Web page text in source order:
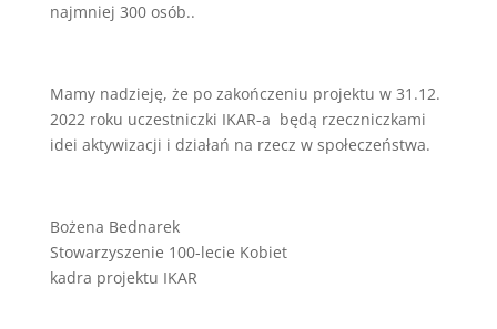
najmniej 300 osób..
Mamy nadzieję, że po zakończeniu projektu w 31.12.
2022 roku uczestniczki IKAR-a będą rzeczniczkami
idei aktywizacji i działań na rzecz w społeczeństwa.
Bożena Bednarek
Stowarzyszenie 100-lecie Kobiet
kadra projektu IKAR